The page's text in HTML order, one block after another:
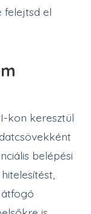
felejtsd el
kon keresztül
belépési